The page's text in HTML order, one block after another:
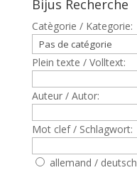
Bijus Recherche
Catègorie / Kategorie:
Plein texte / Volltext:
Auteur / Autor:
Mot clef / Schlagwort:
allemand / deutsch